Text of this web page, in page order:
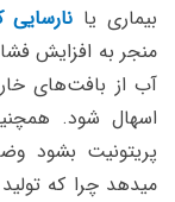
بیماری یا نارسایی
منجر به افزایش
آب از بافت‌های
اسهال شود.
پریتونیت بشود
میدهد چرا که